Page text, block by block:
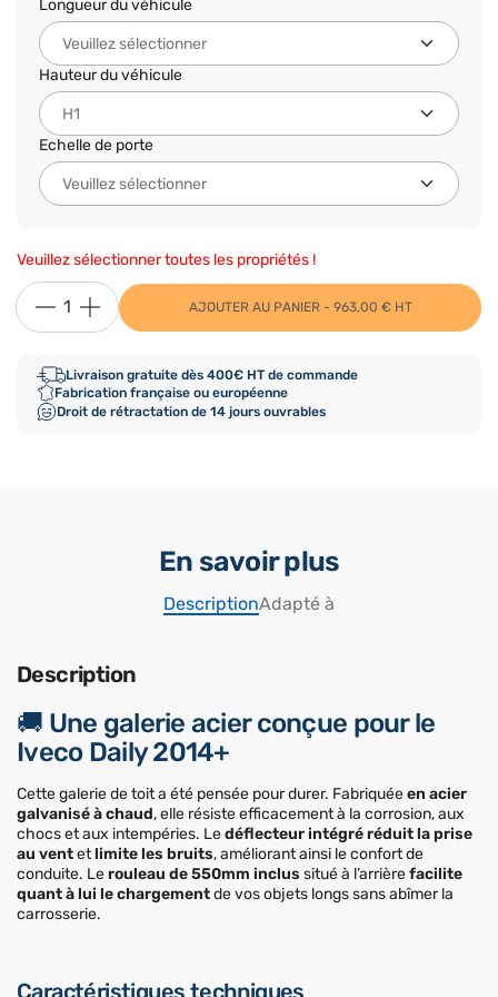
Longueur du véhicule
Hauteur du véhicule
Echelle de porte
Veuillez sélectionner toutes les propriétés !
AJOUTER AU PANIER - 963,00 € HT
Livraison gratuite dès 400€ HT de commande
Fabrication française ou européenne
Droit de rétractation de 14 jours ouvrables
En savoir plus
DescriptionAdapté à
Description
🚚 Une galerie acier conçue pour le
Iveco Daily 2014+
Cette galerie de toit a été pensée pour durer. Fabriquéeen acier
galvanisé à chaud, elle résiste efficacement à la corrosion, aux
chocs et aux intempéries. Ledéflecteur intégré réduit la prise
au ventetlimite les bruits, améliorant ainsi le confort de
conduite. Lerouleau de 550mm inclus situé à l’arrièrefacilite
quant à lui le chargementde vos objets longs sans abîmer la
carrosserie.
Caractéristiques techniques